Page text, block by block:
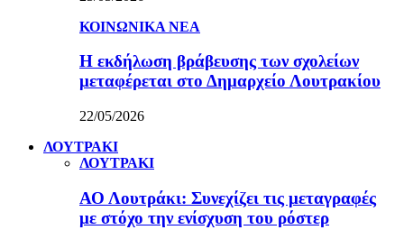
ΚΟΙΝΩΝΙΚΑ ΝΕΑ
Η εκδήλωση βράβευσης των σχολείων
μεταφέρεται στο Δημαρχείο Λουτρακίου
22/05/2026
ΛΟΥΤΡΑΚΙ
ΛΟΥΤΡΑΚΙ
ΑΟ Λουτράκι: Συνεχίζει τις μεταγραφές
με στόχο την ενίσχυση του ρόστερ